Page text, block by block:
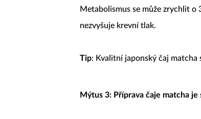
Metabolismus se může zrychlit o
nezvyšuje krevní tlak.
Tip: Kvalitní japonský čaj matcha
Mýtus 3: Příprava čaje matcha je